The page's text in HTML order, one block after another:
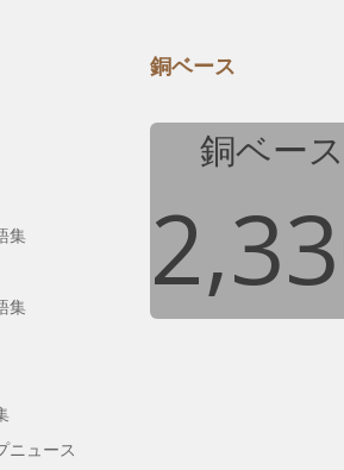
集
集
ニュース
銅ベース
銅ベース